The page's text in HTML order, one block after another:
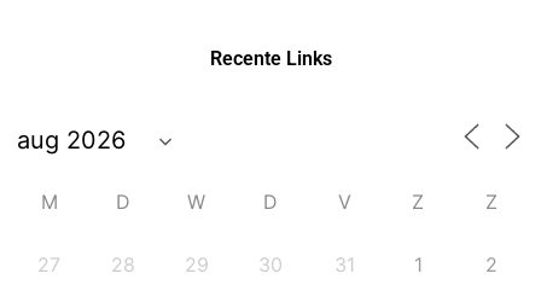
Recente Links
M D W D V Z Z
27 28 29 30 31 1 2